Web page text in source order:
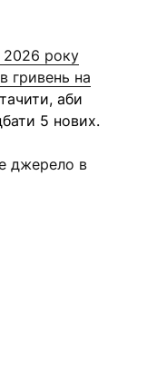
2026 року
гривень на
аби
5 нових.
джерело в